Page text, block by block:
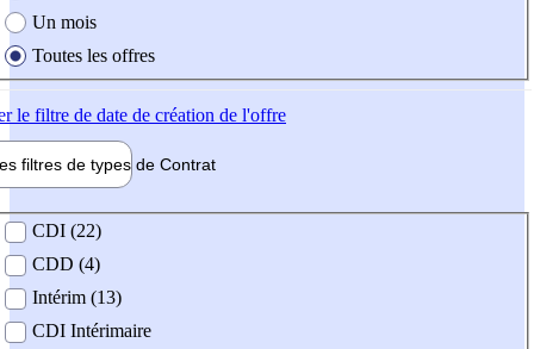
Un mois
Toutes les offres
le filtre de date de création de l'offre
filtres de types de Contrat
contrat
CDI (22)
CDD (4)
Intérim (13)
CDI Intérimaire